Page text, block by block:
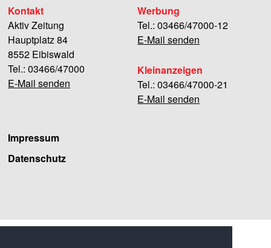
Kontakt
Aktiv Zeitung
Hauptplatz 84
8552 Eibiswald
Tel.: 03466/47000
E-Mail senden
Werbung
Tel.: 03466/47000-12
E-Mail senden
Kleinanzeigen
Tel.: 03466/47000-21
E-Mail senden
Impressum
Datenschutz